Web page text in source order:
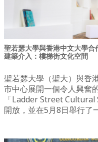
聖若瑟大學與香港中文大學
建築介入：樓梯街文化空間
聖若瑟大學（聖大）與香
市中心展開一個令人興奮
「Ladder Street
開放，並在5月8日舉行了